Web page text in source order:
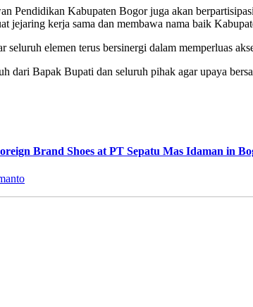
Pendidikan Kabupaten Bogor juga akan
jejaring kerja sama dan membawa nama baik
seluruh elemen terus bersinergi dalam memperluas
dari Bapak Bupati dan seluruh pihak agar upaya
Brand Shoes at PT Sepatu Mas Idaman in